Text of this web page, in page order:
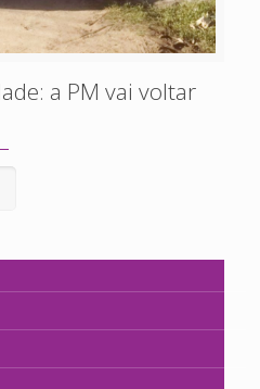
a PM vai voltar